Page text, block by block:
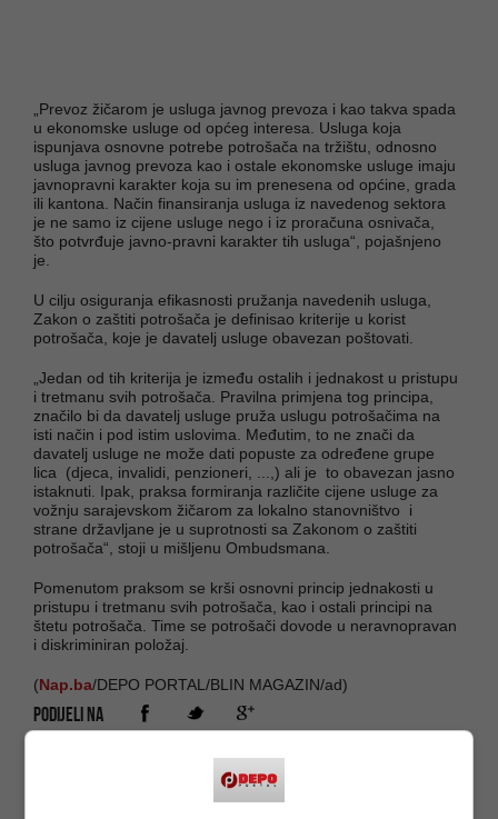
„Prevoz žičarom je usluga javnog prevoza i kao takva spada
u ekonomske usluge od općeg interesa. Usluga koja
ispunjava osnovne potrebe potrošača na tržištu, odnosno
usluga javnog prevoza kao i ostale ekonomske usluge imaju
javnopravni karakter koja su im prenesena od općine, grada
ili kantona. Način finansiranja usluga iz navedenog sektora
je ne samo iz cijene usluge nego i iz proračuna osnivača,
što potvrđuje javno-pravni karakter tih usluga“, pojašnjeno
je.
U cilju osiguranja efikasnosti pružanja navedenih usluga,
Zakon o zaštiti potrošača je definisao kriterije u korist
potrošača, koje je davatelj usluge obavezan poštovati.
„Jedan od tih kriterija je između ostalih i jednakost u pristupu
i tretmanu svih potrošača. Pravilna primjena tog principa,
značilo bi da davatelj usluge pruža uslugu potrošačima na
isti način i pod istim uslovima. Međutim, to ne znači da
davatelj usluge ne može dati popuste za određene grupe
lica (djeca, invalidi, penzioneri, ...,) ali je to obavezan jasno
istaknuti. Ipak, praksa formiranja različite cijene usluge za
vožnju sarajevskom žičarom za lokalno stanovništvo i
strane državljane je u suprotnosti sa Zakonom o zaštiti
potrošača“, stoji u mišljenu Ombudsmana.
Pomenutom praksom se krši osnovni princip jednakosti u
pristupu i tretmanu svih potrošača, kao i ostali principi na
štetu potrošača. Time se potrošači dovode u neravnopravan
i diskriminiran položaj.
(Nap.ba/DEPO PORTAL/BLIN MAGAZIN/ad)
PODIJELI NA
pratite putem društvenih mreža